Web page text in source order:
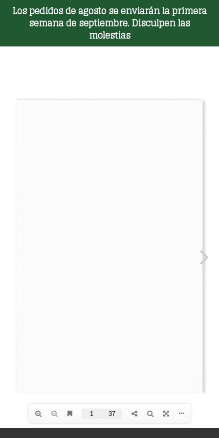
Los pedidos de agosto se enviarán la primera
semana de septiembre. Disculpen las
molestias
Toggle Menu